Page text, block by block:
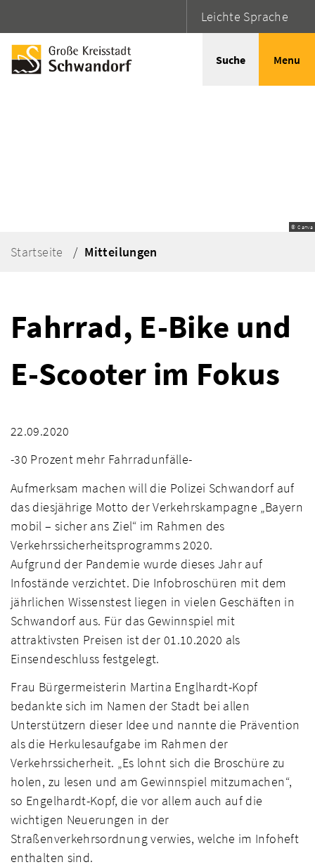
Leichte Sprache
Suche Menu
© Canva
Startseite Mitteilungen
Fahrrad, E-Bike und
E-Scooter im Fokus
22.09.2020
-30 Prozent mehr Fahrradunfälle-
Aufmerksam machen will die Polizei Schwandorf auf
das diesjährige Motto der Verkehrskampagne „Bayern
mobil – sicher ans Ziel“ im Rahmen des
Verkehrssicherheitsprogramms 2020.
Aufgrund der Pandemie wurde dieses Jahr auf
Infostände verzichtet. Die Infobroschüren mit dem
jährlichen Wissenstest liegen in vielen Geschäften in
Schwandorf aus. Für das Gewinnspiel mit
attraktivsten Preisen ist der 01.10.2020 als
Einsendeschluss festgelegt.
Frau Bürgermeisterin Martina Englhardt-Kopf
bedankte sich im Namen der Stadt bei allen
Unterstützern dieser Idee und nannte die Prävention
als die Herkulesaufgabe im Rahmen der
Verkehrssicherheit. „Es lohnt sich die Broschüre zu
holen, zu lesen und am Gewinnspiel mitzumachen“,
so Engelhardt-Kopf, die vor allem auch auf die
wichtigen Neuerungen in der
Straßenverkehrsordnung verwies, welche im Infoheft
enthalten sind.